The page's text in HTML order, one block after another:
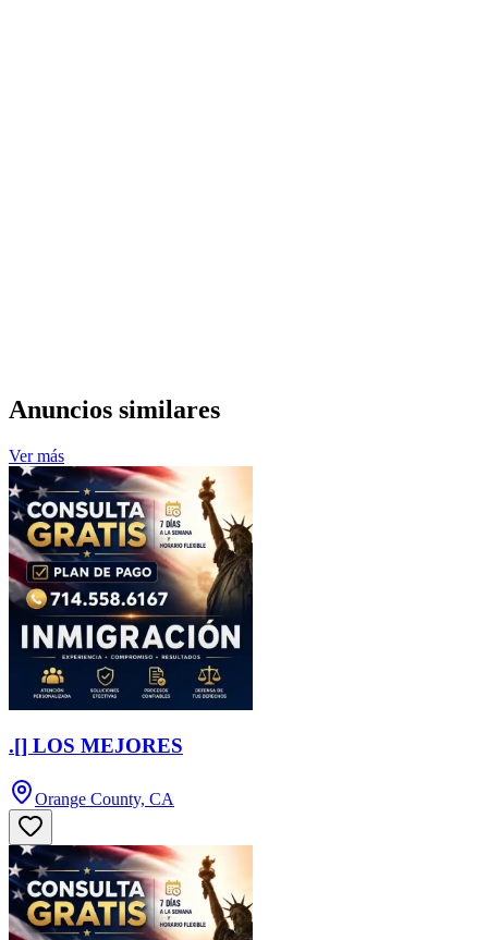
Anuncios similares
Ver más
.[] LOS MEJORES
Orange County, CA